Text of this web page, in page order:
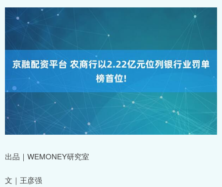
出品｜WEMONEY研究室
文｜王彦强